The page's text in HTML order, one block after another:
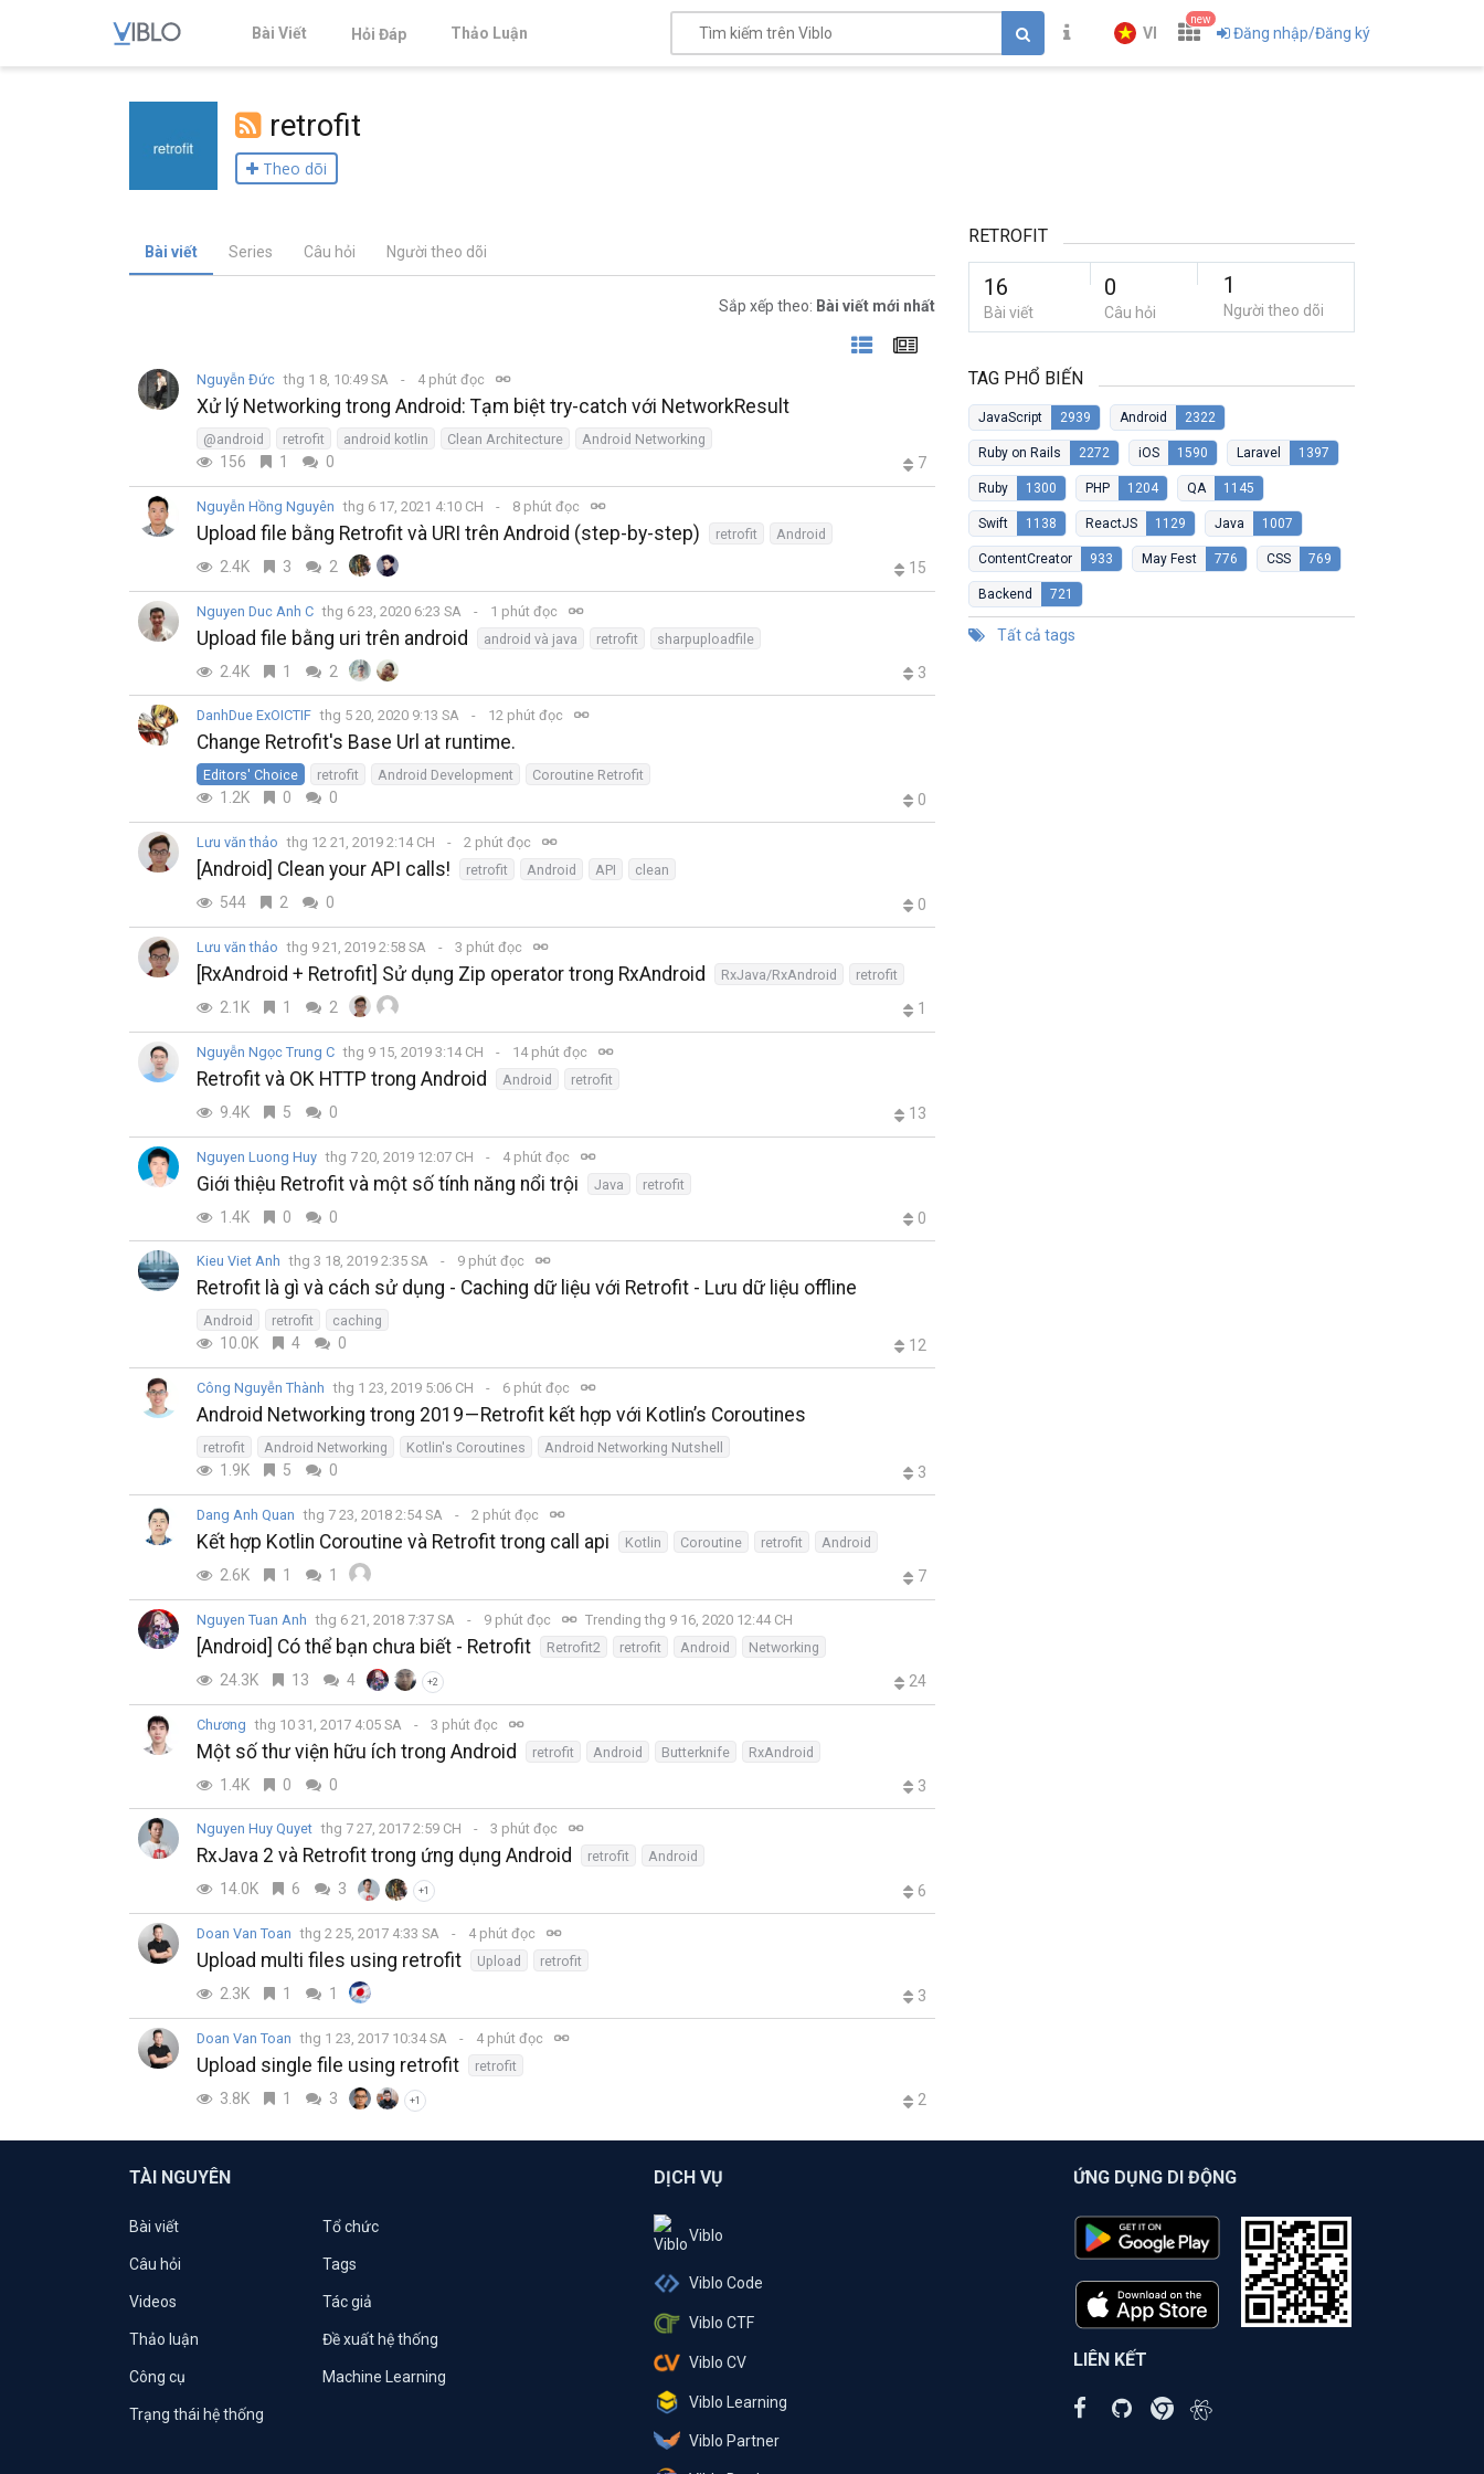
Bài Viết Hỏi Đáp Thảo Luận VI
new
Đăng nhập/Đăng ký
retrofit
Theo dõi
Bài viết Series Câu hỏi Người theo dõi
Sắp xếp theo: Bài viết mới nhất
Nguyễn Đức thg 1 8, 10:49 SA 4 phút đọc
Xử lý Networking trong Android: Tạm biệt try-catch với NetworkResult
@android retrofit android kotlin Clean Architecture Android Networking
156 1 0 7
Nguyễn Hồng Nguyên thg 6 17, 2021 4:10 CH 8 phút đọc
Upload file bằng Retrofit và URI trên Android (step-by-step) retrofit Android
2.4K 3 2 15
Nguyen Duc Anh C thg 6 23, 2020 6:23 SA 1 phút đọc
Upload file bằng uri trên android android và java retrofit sharpuploadfile
2.4K 1 2 3
DanhDue ExOICTIF thg 5 20, 2020 9:13 SA 12 phút đọc
Change Retrofit's Base Url at runtime.
Editors' Choice retrofit Android Development Coroutine Retrofit
1.2K 0 0 0
Lưu văn thảo thg 12 21, 2019 2:14 CH 2 phút đọc
[Android] Clean your API calls! retrofit Android API clean
544 2 0 0
Lưu văn thảo thg 9 21, 2019 2:58 SA 3 phút đọc
[RxAndroid + Retrofit] Sử dụng Zip operator trong RxAndroid RxJava/RxAndroid retrofit
2.1K 1 2 1
Nguyễn Ngọc Trung C thg 9 15, 2019 3:14 CH 14 phút đọc
Retrofit và OK HTTP trong Android Android retrofit
9.4K 5 0 13
Nguyen Luong Huy thg 7 20, 2019 12:07 CH 4 phút đọc
Giới thiệu Retrofit và một số tính năng nổi trội Java retrofit
1.4K 0 0 0
Kieu Viet Anh thg 3 18, 2019 2:35 SA 9 phút đọc
Retrofit là gì và cách sử dụng - Caching dữ liệu với Retrofit - Lưu dữ liệu offline
Android retrofit caching
10.0K 4 0 12
Công Nguyễn Thành thg 1 23, 2019 5:06 CH 6 phút đọc
Android Networking trong 2019 — Retrofit kết hợp với Kotlin’s Coroutines
retrofit Android Networking Kotlin's Coroutines Android Networking Nutshell
1.9K 5 0 3
Dang Anh Quan thg 7 23, 2018 2:54 SA 2 phút đọc
Kết hợp Kotlin Coroutine và Retrofit trong call api Kotlin Coroutine retrofit Android
2.6K 1 1 7
Nguyen Tuan Anh thg 6 21, 2018 7:37 SA 9 phút đọc Trending thg 9 16, 2020 12:44 CH
[Android] Có thể bạn chưa biết - Retrofit Retrofit2 retrofit Android Networking
24.3K 13 4 +2 24
Chương thg 10 31, 2017 4:05 SA 3 phút đọc
Một số thư viện hữu ích trong Android retrofit Android Butterknife RxAndroid
1.4K 0 0 3
Nguyen Huy Quyet thg 7 27, 2017 2:59 CH 3 phút đọc
RxJava 2 và Retrofit trong ứng dụng Android retrofit Android
14.0K 6 3 +1 6
Doan Van Toan thg 2 25, 2017 4:33 SA 4 phút đọc
Upload multi files using retrofit Upload retrofit
2.3K 1 1 3
Doan Van Toan thg 1 23, 2017 10:34 SA 4 phút đọc
Upload single file using retrofit retrofit
3.8K 1 3 +1 2
RETROFIT
16
Bài viết
0
Câu hỏi
1
Người theo dõi
TAG PHỔ BIẾN
JavaScript 2939 Android 2322
Ruby on Rails 2272 iOS 1590 Laravel 1397
Ruby 1300 PHP 1204 QA 1145
Swift 1138 ReactJS 1129 Java 1007
ContentCreator 933 May Fest 776 CSS 769
Backend 721
Tất cả tags
TÀI NGUYÊN
Bài viết Tổ chức
Câu hỏi Tags
Videos Tác giả
Thảo luận Đề xuất hệ thống
Công cụ Machine Learning
Trạng thái hệ thống
DỊCH VỤ
Viblo
Viblo Code
Viblo CTF
Viblo CV
Viblo Learning
Viblo Partner
ỨNG DỤNG DI ĐỘNG
LIÊN KẾT